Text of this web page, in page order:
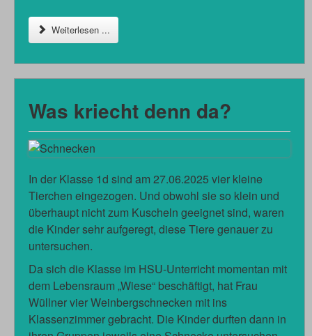
Weiterlesen ...
Was kriecht denn da?
In der Klasse 1d sind am 27.06.2025 vier kleine
Tierchen eingezogen. Und obwohl sie so klein und
überhaupt nicht zum Kuscheln geeignet sind, waren
die Kinder sehr aufgeregt, diese Tiere genauer zu
untersuchen.
Da sich die Klasse im HSU-Unterricht momentan mit
dem Lebensraum „Wiese“ beschäftigt, hat Frau
Wüllner vier Weinbergschnecken mit ins
Klassenzimmer gebracht. Die Kinder durften dann in